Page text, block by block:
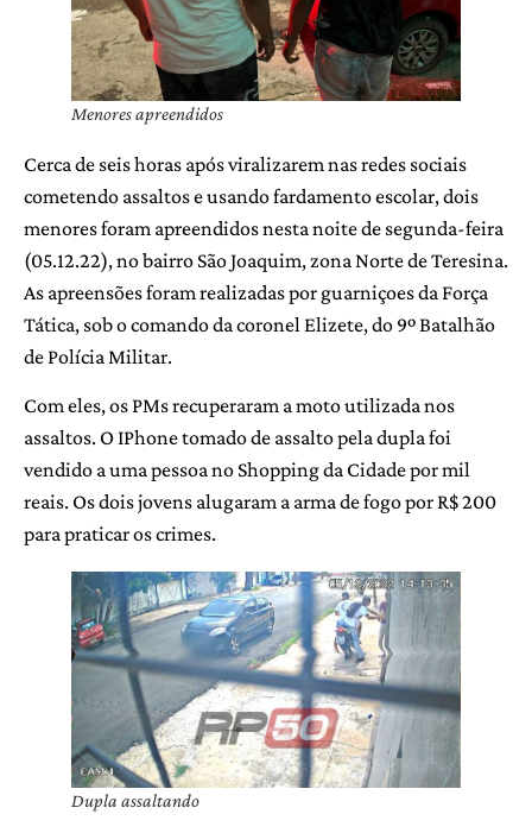
Menores apreendidos
Cerca de seis horas após viralizarem nas redes sociais
cometendo assaltos e usando fardamento escolar, dois
menores foram apreendidos nesta noite de segunda-feira
(05.12.22), no bairro São Joaquim, zona Norte de Teresina.
As apreensões foram realizadas por guarniçoes da Força
Tática, sob o comando da coronel Elizete, do 9º Batalhão
de Polícia Militar.
Com eles, os PMs recuperaram a moto utilizada nos
assaltos. O IPhone tomado de assalto pela dupla foi
vendido a uma pessoa no Shopping da Cidade por mil
reais. Os dois jovens alugaram a arma de fogo por R$ 200
para praticar os crimes.
Dupla assaltando